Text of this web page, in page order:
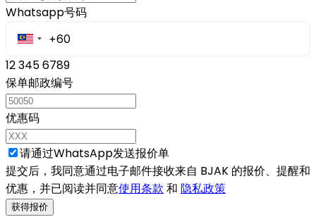
Whatsapp号码
12 345 6789
保单邮政编号
优惠码
请通过WhatsApp发送报价单
提交后，我同意通过电子邮件接收来自 BJAK 的报价、提醒和
优惠，并已阅读并同意使用条款 和 隐私政策
获得报价